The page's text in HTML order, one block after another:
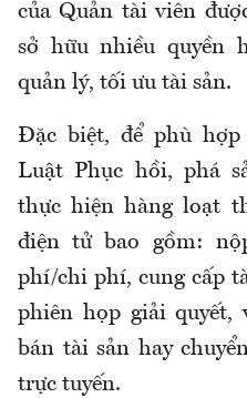
của Quản tài viên
sở hữu nhiều quyền
quản lý, tối ưu tài sản.
Đặc biệt, để phù
Luật Phục hồi, phá
thực hiện hàng loạt
điện tử bao gồm:
phí/chi phí, cung cấp
phiên họp giải
bán tài sản hay
trực tuyến.